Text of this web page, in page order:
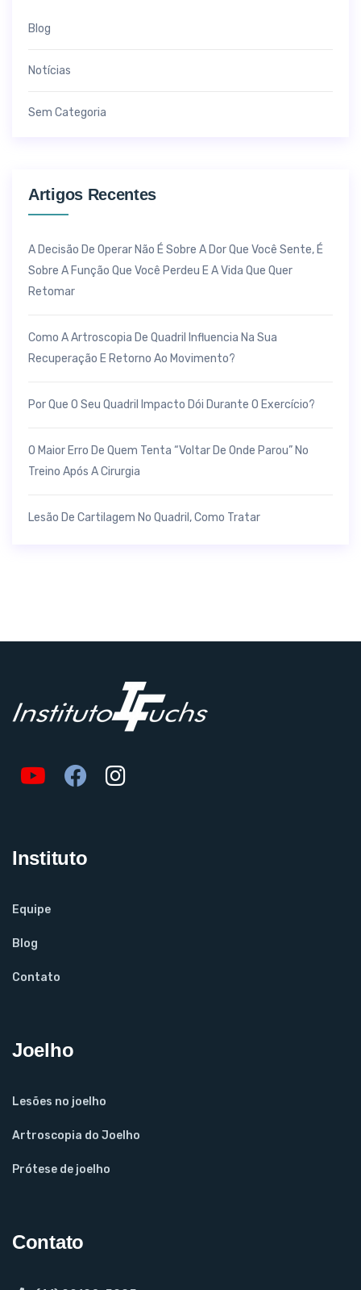
Blog
Notícias
Sem Categoria
Artigos Recentes
A Decisão De Operar Não É Sobre A Dor Que Você Sente, É
Sobre A Função Que Você Perdeu E A Vida Que Quer
Retomar
Como A Artroscopia De Quadril Influencia Na Sua
Recuperação E Retorno Ao Movimento?
Por Que O Seu Quadril Impacto Dói Durante O Exercício?
O Maior Erro De Quem Tenta “voltar De Onde Parou” No
Treino Após A Cirurgia
Lesão De Cartilagem No Quadril, Como Tratar
Instituto
Equipe
Blog
Contato
Joelho
Lesões no joelho
Artroscopia do Joelho
Prótese de joelho
Contato